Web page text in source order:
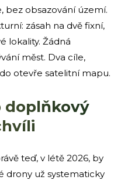
bez obsazování území.
zásah na dvě fixní,
lokality. Žádná
měst. Dva cíle,
otevře satelitní mapu.
doplňkový
teď, v létě 2026, by
drony už systematicky